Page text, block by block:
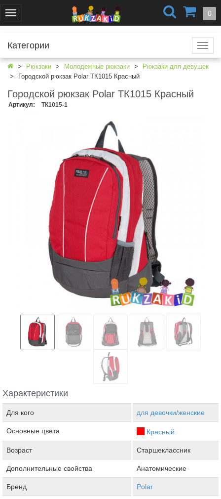
Меню 0
+7 (499) 404-0550
г. Москва
+7 (812) 424-4251
Категории
Рюкзаки Молодежные рюкзаки
Рюкзаки для девушек
Городской рюкзак Polar ТК1015 Красный
Городской рюкзак Polar ТК1015 Красный
Артикул: ТК1015-1
Характеристики
Для кого для девочки/женские
Основные цвета Красный
Возраст Старшеклассник
Дополнительные свойства Анатомические
Бренд Polar